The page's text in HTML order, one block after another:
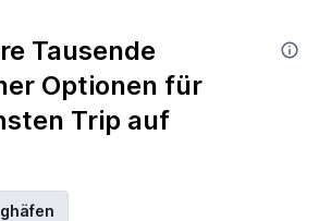
Tausende
Optionen für
Trip auf